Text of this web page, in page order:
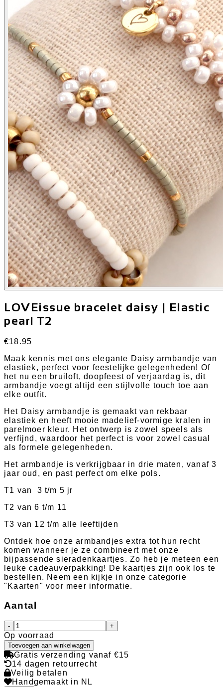
LOVEissue bracelet daisy | Elastic
pearl T2
€18.95
Maak kennis met ons elegante Daisy armbandje van
elastiek, perfect voor feestelijke gelegenheden! Of
het nu een bruiloft, doopfeest of verjaardag is, dit
armbandje voegt altijd een stijlvolle touch toe aan
elke outfit.
Het Daisy armbandje is gemaakt van rekbaar
elastiek en heeft mooie madelief-vormige kralen in
parelmoer kleur. Het ontwerp is zowel speels als
verfijnd, waardoor het perfect is voor zowel casual
als formele gelegenheden.
Het armbandje is verkrijgbaar in drie maten, vanaf 3
jaar oud, en past perfect om elke pols.
T1 van 3 t/m 5 jr
T2 van 6 t/m 11
T3 van 12 t/m alle leeftijden
Ontdek hoe onze armbandjes extra tot hun recht
komen wanneer je ze combineert met onze
bijpassende sieradenkaartjes. Zo heb je meteen een
leuke cadeauverpakking! De kaartjes zijn ook los te
bestellen. Neem een kijkje in onze categorie
"Kaarten" voor meer informatie.
Aantal
- +
Op voorraad
Toevoegen aan winkelwagen
Gratis verzending vanaf €15
14 dagen retourrecht
Veilig betalen
Handgemaakt in NL